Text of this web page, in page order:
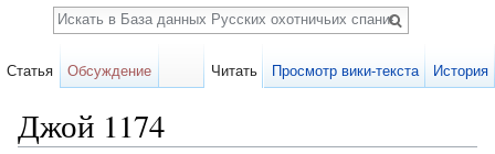
Джой 1174
Статья Обсуждение Читать Просмотр вики-текста История
Поиск